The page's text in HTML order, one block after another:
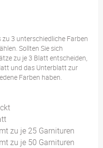
3 unterschiedliche Farben
Sollten Sie sich
zu je 3 Blatt entscheiden,
und das Unterblatt zur
Farben haben.
zu je 25 Garnituren
zu je 50 Garnituren